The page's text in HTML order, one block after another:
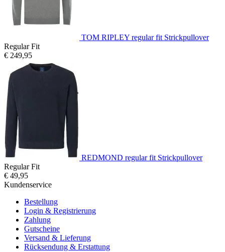
TOM RIPLEY regular fit Strickpullover
Regular Fit
€ 249,95
REDMOND regular fit Strickpullover
Regular Fit
€ 49,95
Kundenservice
Bestellung
Login & Registrierung
Zahlung
Gutscheine
Versand & Lieferung
Rücksendung & Erstattung